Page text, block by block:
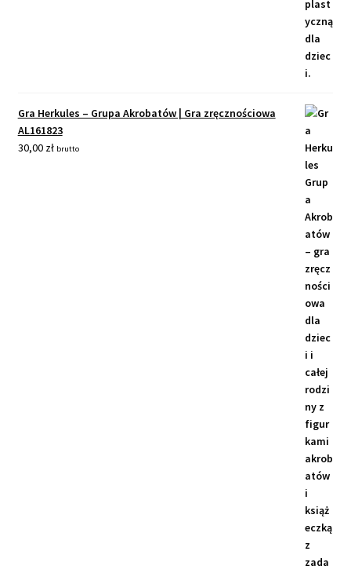
Gra Herkules – Grupa Akrobatów | Gra zręcznościowa
AL161823
30,00 zł brutto